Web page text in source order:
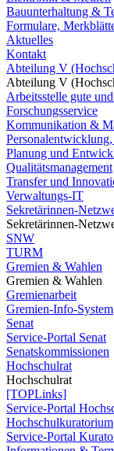
Bauunterhaltung &
Formulare,
Aktuelles
Kontakt
Abteilung V
Abteilung V
Arbeitsstelle gute
Forschungsservice
Kommunikation &
Planung und
Qualitätsmanagement
Transfer und
Verwaltungs-IT
Sekretärinnen-
Sekretärinnen-
SNW
TURM
Gremien & Wahlen
Gremien & Wahlen
Gremienarbeit
Gremien-Info-System
Senat
Service-Portal Senat
Senatskommissionen
Hochschulrat
Hochschulrat
[TOPLinks]
Service-Portal
Hochschulkuratorium
Service-Portal